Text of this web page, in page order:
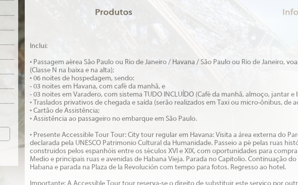
Inclui:
• Passagem aérea São Paulo ou Rio de Janeiro / Havana / São Paulo ou Rio de Janeiro,
(Classe N na baixa e na alta);
• 06 noites de hospedagem, sendo:
- 03 noites em Havana, com café da manhã, e
- 03 noites em Varadero, com sistema TUDO INCLUÍDO (Café da manhã, almoço, jantar
• Traslados privativos de chegada e saída (serão realizados em Taxi ou micro-ônibus, de
• Cartão de Assistência;
• Assistência ao passageiro no embarque em São Paulo.
• Presente Accessible Tour Tour: City tour regular em Havana: Visita a área externa do
declarada pela UNESCO Patrimonio Cultural da Humanidade. Passeio a pé pelas ruas
construidos pelos espanhóis entre os séculos XVI e XIX, com oportunidades para
Medio e principais ruas e avenidas de Habana Vieja. Parada no Capitolio. Continuação
Habana e parada na Plaza de la Revolución com tempo para fotos. Regresso ao hotel.